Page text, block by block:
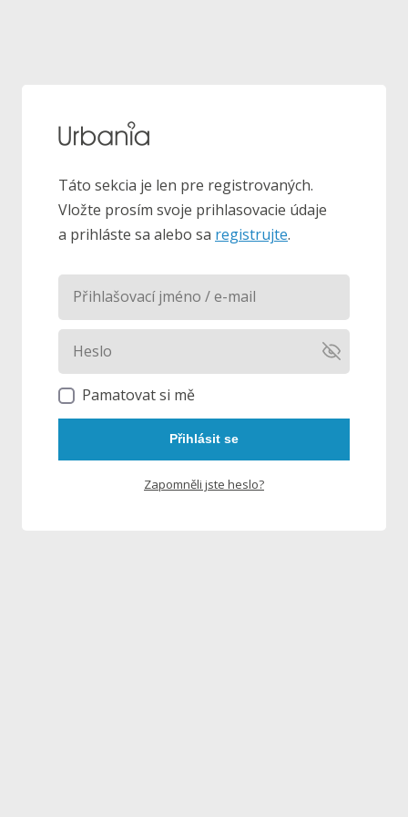
Táto sekcia je len pre registrovaných.
Vložte prosím svoje prihlasovacie údaje
a prihláste sa alebo sa registrujte.
Pamatovat si mě
Přihlásit se
Zapomněli jste heslo?